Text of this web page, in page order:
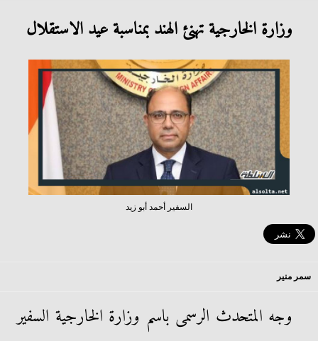
وزارة الخارجية تهنئ الهند بمناسبة عيد الاستقلال
السفير أحمد أبو زيد
سمر منير
وجه المتحدث الرسمى باسم وزارة الخارجية السفير